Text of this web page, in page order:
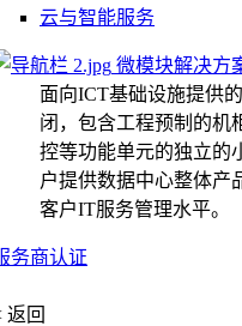
云与智能服务
微模块解决方
面向ICT基础设施提供
闭，包含工程预制的机
控等功能单元的独立的
户提供数据中心整体产
客户IT服务管理水平。
务商认证
返回